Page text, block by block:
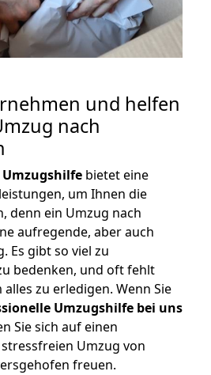
und helfen
nach
Umzugshilfe bietet eine
um Ihnen die
denn ein Umzug nach
aufregende, aber auch
Es gibt so viel zu
bedenken, und oft fehlt
zu erledigen. Wenn Sie
Umzugshilfe bei uns
Sie sich auf einen
Umzug von
freuen.